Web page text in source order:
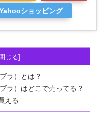
ショッピング
ラ）とは？
ラ）はどこで売ってる？
える